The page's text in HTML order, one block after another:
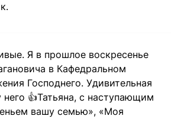
Я в прошлое воскресенье
в Кафедральном
Господнего. Удивительная
него 👍Татьяна, с наступающим
вашу семью», «Моя